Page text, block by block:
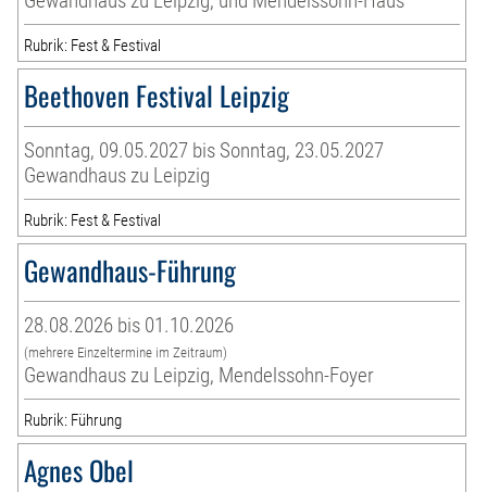
Rubrik: Fest & Festival
Beethoven Festival Leipzig
Sonntag, 09.05.2027 bis Sonntag, 23.05.2027
Gewandhaus zu Leipzig
Rubrik: Fest & Festival
Gewandhaus-Führung
28.08.2026 bis 01.10.2026
(mehrere Einzeltermine im Zeitraum)
Gewandhaus zu Leipzig, Mendelssohn-Foyer
Rubrik: Führung
Agnes Obel